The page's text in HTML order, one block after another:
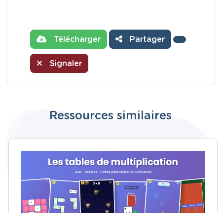
Télécharger Partager
Signaler
Ressources similaires